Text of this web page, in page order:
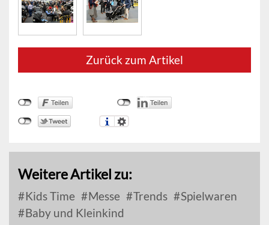
Zurück zum Artikel
Weitere Artikel zu:
Kids Time Messe Trends
Spielwaren
Baby und Kleinkind